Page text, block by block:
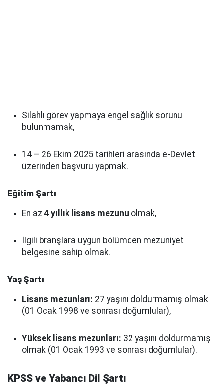
Silahlı görev yapmaya engel sağlık sorunu
bulunmamak,
14 – 26 Ekim 2025 tarihleri arasında e-Devlet
üzerinden başvuru yapmak.
Eğitim Şartı
En az 4 yıllık lisans mezunu olmak,
İlgili branşlara uygun bölümden mezuniyet
belgesine sahip olmak.
Yaş Şartı
Lisans mezunları: 27 yaşını doldurmamış olmak
(01 Ocak 1998 ve sonrası doğumlular),
Yüksek lisans mezunları: 32 yaşını doldurmamış
olmak (01 Ocak 1993 ve sonrası doğumlular).
KPSS ve Yabancı Dil Şartı